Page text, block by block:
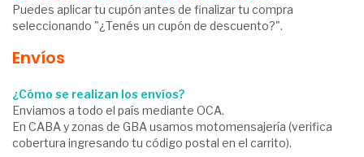
Puedes aplicar tu cupón antes de finalizar tu compra
seleccionando "¿Tenés un cupón de descuento?".
Envíos
¿Cómo se realizan los envíos?
Enviamos a todo el país mediante OCA.
En CABA y zonas de GBA usamos motomensajería (verifica
cobertura ingresando tu código postal en el carrito).